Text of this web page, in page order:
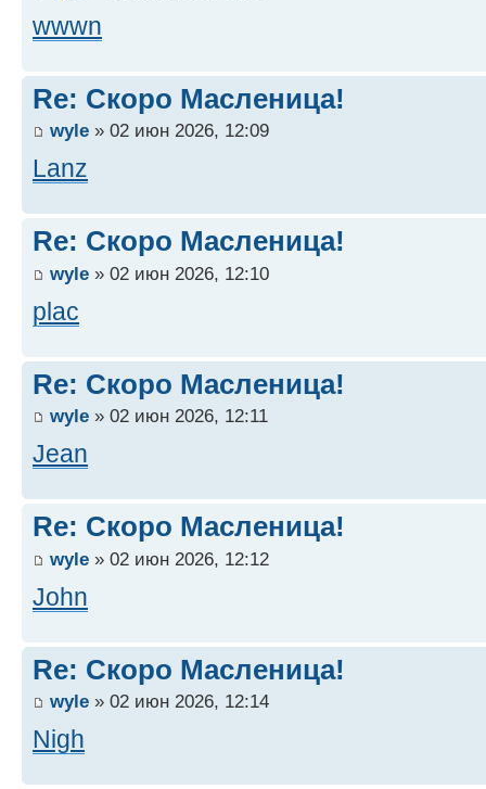
wwwn
Re: Скоро Масленица!
wyle » 02 июн 2026, 12:09
Lanz
Re: Скоро Масленица!
wyle » 02 июн 2026, 12:10
plac
Re: Скоро Масленица!
wyle » 02 июн 2026, 12:11
Jean
Re: Скоро Масленица!
wyle » 02 июн 2026, 12:12
John
Re: Скоро Масленица!
wyle » 02 июн 2026, 12:14
Nigh